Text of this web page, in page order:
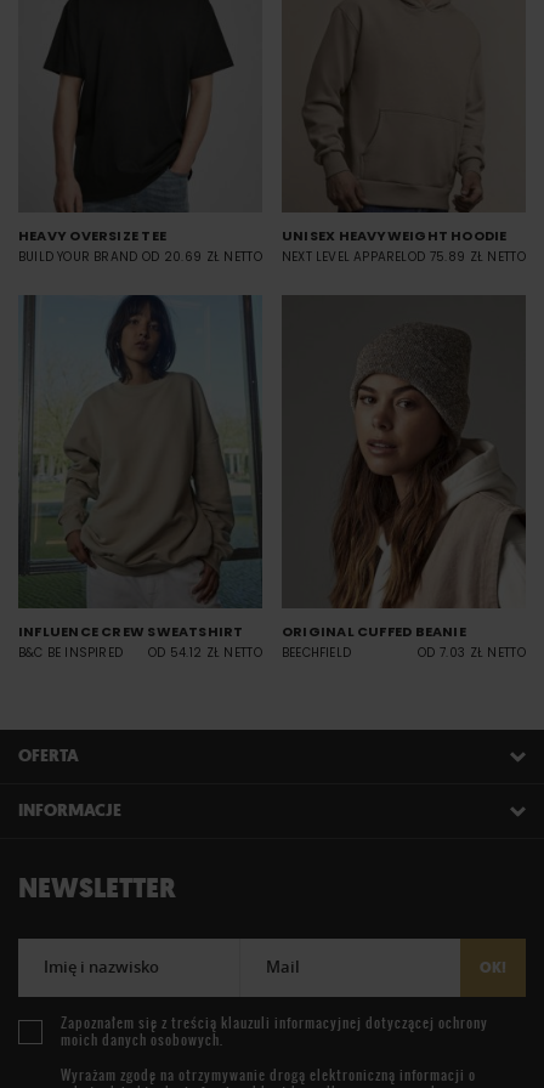
HEAVY OVERSIZE TEE
BUILD YOUR BRAND OD 20.69 ZŁ NETTO
UNISEX HEAVYWEIGHT HOODIE
NEXT LEVEL APPARELOD 75.89 ZŁ NETTO
INFLUENCE CREW SWEATSHIRT
B&C BE INSPIRED OD 54.12 ZŁ NETTO
ORIGINAL CUFFED BEANIE
BEECHFIELD OD 7.03 ZŁ NETTO
OFERTA
INFORMACJE
NEWSLETTER
Imię i nazwisko Mail OK!
Zapoznałem się z treścią klauzuli informacyjnej dotyczącej ochrony
moich danych osobowych.
Wyrażam zgodę na otrzymywanie drogą elektroniczną informacji o